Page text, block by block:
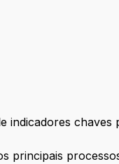
indicadores
principais